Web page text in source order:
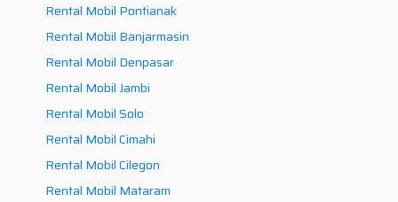
Rental Mobil Pontianak
Rental Mobil Banjarmasin
Rental Mobil Denpasar
Rental Mobil Jambi
Rental Mobil Solo
Rental Mobil Cimahi
Rental Mobil Cilegon
Rental Mobil Mataram